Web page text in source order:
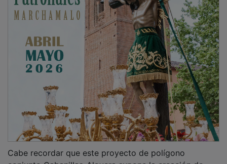
conjunto Cabanillas-Alovera supone la creación de